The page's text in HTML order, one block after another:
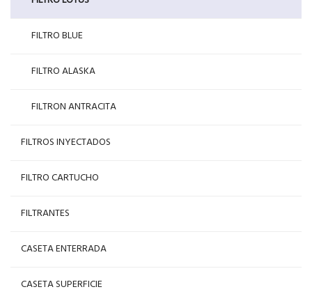
FILTRO BLUE
FILTRO ALASKA
FILTRON ANTRACITA
FILTROS INYECTADOS
FILTRO CARTUCHO
FILTRANTES
CASETA ENTERRADA
CASETA SUPERFICIE